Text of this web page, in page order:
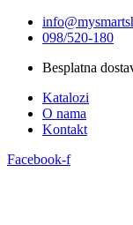
098/520-180
Besplatna
Katalozi
O nama
Kontakt
Facebook-f